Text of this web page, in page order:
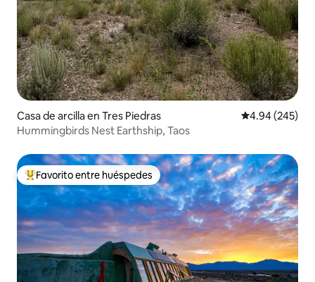
Casa de arcilla en Tres Piedras Calificación
4.94 (245)
Hummingbirds Nest Earthship, Taos
De los mejores en Favorito entre huéspedes
Favorito entre huéspedes